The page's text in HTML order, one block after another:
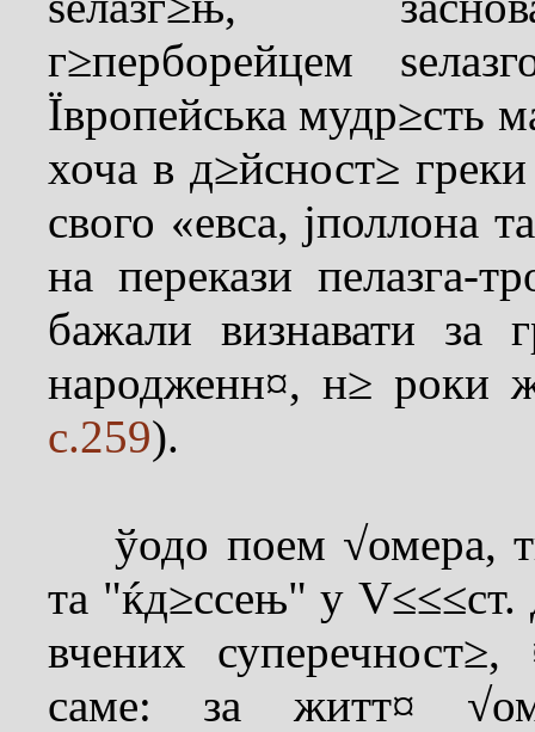
г≥перборейцем
Ївропейська мудр≥сть
хоча в д≥йсност≥
свого «евса, јполлона
на перекази пелазга-
бажали визнавати за
народженн¤, н≥ роки
с.259).
ўодо поем √омера,
та "ќд≥ссењ" у
вчених
саме: за житт¤